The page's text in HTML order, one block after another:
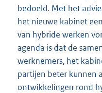
bedoeld. Met het
het nieuwe kabinet
van hybride werken
agenda is dat de
werknemers, het
partijen beter kunnen
ontwikkelingen rond